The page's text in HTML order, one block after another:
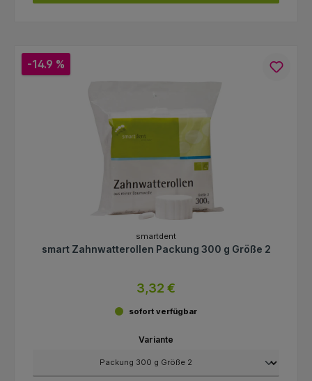
-14.9 %
smartdent
smart Zahnwatterollen Packung 300 g Größe 2
3,32 €
sofort verfügbar
Variante